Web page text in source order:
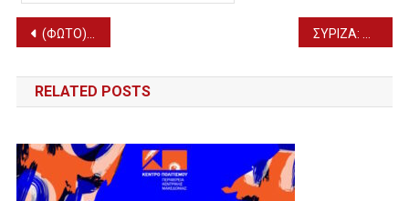
Πλοήγηση
άρθρων
(ΦΩΤΟ) Χωριά του Δήμου Πέλλας επισκέφθηκε ο Δ. ΣΤΑΜΕΝΙΤΗΣ
RELATED POSTS